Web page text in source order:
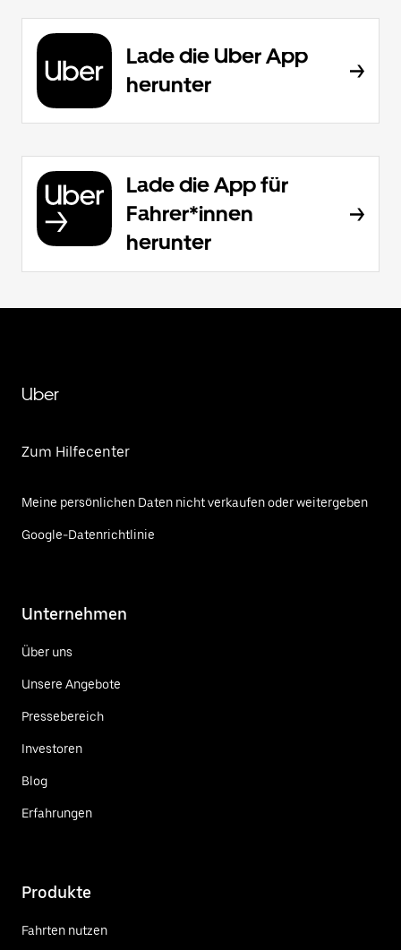
Lade die Uber App
herunter
Lade die App für
Fahrer*innen
herunter
Uber
Zum Hilfecenter
Meine persönlichen Daten nicht verkaufen oder weitergeben
Google-Datenrichtlinie
Unternehmen
Über uns
Unsere Angebote
Pressebereich
Investoren
Blog
Erfahrungen
Produkte
Fahrten nutzen